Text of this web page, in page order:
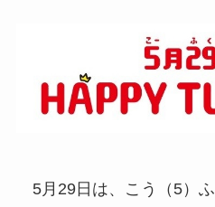
5月29日は、こう（5）